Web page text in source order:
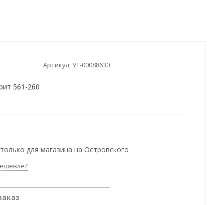
Артикул: УТ-00088630
561-260
для магазина на Островского